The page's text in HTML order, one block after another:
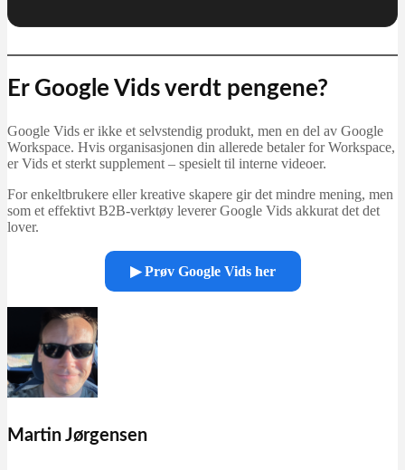
Er Google Vids verdt pengene?
Google Vids er ikke et selvstendig produkt, men en del av Google
Workspace. Hvis organisasjonen din allerede betaler for Workspace,
er Vids et sterkt supplement – spesielt til interne videoer.
For enkeltbrukere eller kreative skapere gir det mindre mening, men
som et effektivt B2B‑verktøy leverer Google Vids akkurat det det
lover.
▶ Prøv Google Vids her
Martin Jørgensen